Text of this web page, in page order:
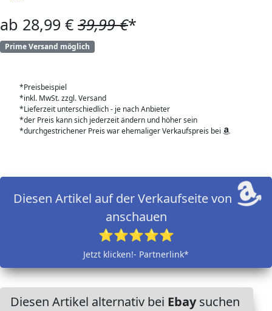
ab 28,99 € 39,99 €*
Prime Versand möglich
*Preisbeispiel
*inkl. MwSt. zzgl. Versand
*Lieferzeit unterschiedlich - je nach Anbieter
*der Preis kann sich jederzeit ändern und höher sein
*durchgestrichener Preis war ehemaliger Verkaufspreis bei
Diesen Artikel auf der Verkaufseite von
anschauen
⭐⭐⭐⭐⭐
Jetzt klicken!- Partnerlink*
Diesen Artikel alternativ bei Ebaysuchen